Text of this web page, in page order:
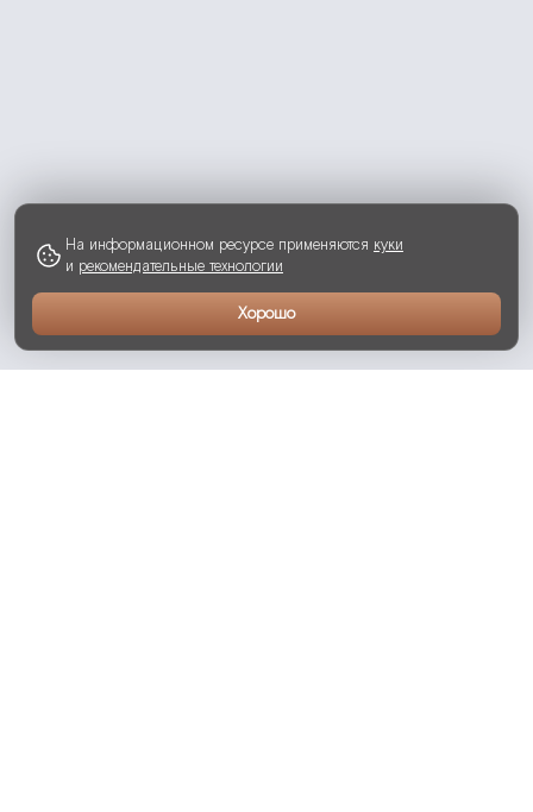
На информационном ресурсе применяются куки
и рекомендательные технологии
Хорошо